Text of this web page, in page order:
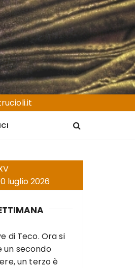
luglio 2026
di Teco. Ora si
un secondo
un terzo è